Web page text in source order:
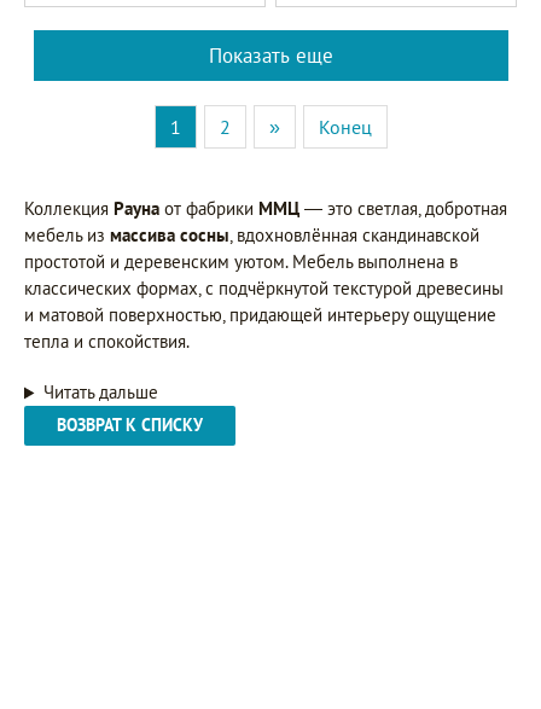
Показать еще
1 2 » Конец
Коллекция Рауна от фабрики ММЦ — это светлая, добротная
мебель из массива сосны, вдохновлённая скандинавской
простотой и деревенским уютом. Мебель выполнена в
классических формах, с подчёркнутой текстурой древесины
и матовой поверхностью, придающей интерьеру ощущение
тепла и спокойствия.
Читать дальше
ВОЗВРАТ К СПИСКУ